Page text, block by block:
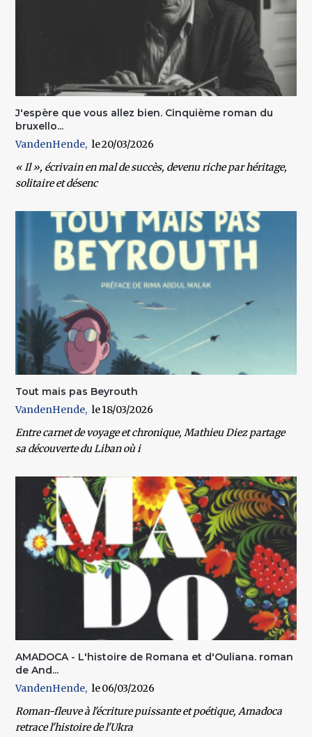
J'espère que vous allez bien. Cinquième roman du
bruxello...
VandenHende
20/03/2026
« Il », écrivain en mal de succès, devenu riche par héritage,
solitaire et désenc
Tout mais pas Beyrouth
VandenHende
18/03/2026
Entre carnet de voyage et chronique, Mathieu Diez partage
sa découverte du Liban où i
AMADOCA - L'histoire de Romana et d'Ouliana. roman
de And...
VandenHende
06/03/2026
Roman-fleuve à l'écriture puissante et poétique, Amadoca
retrace l'histoire de l'Ukra